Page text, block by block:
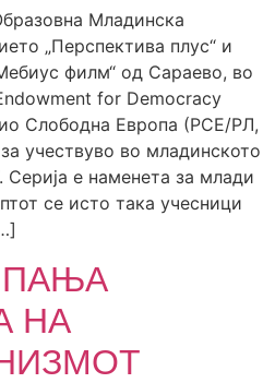
Младинска
„Перспектива плус“ и
филм“ од Сараево, во
for Democracy
Слободна Европа (РСЕ/РЛ,
учествуво во младинското
Cерија е наменета за млади
се исто така учесници
НА